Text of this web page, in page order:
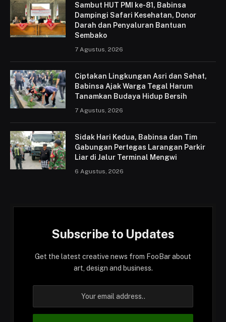
Sambut HUT PMI ke-81, Babinsa
Dampingi Safari Kesehatan, Donor
Darah dan Penyaluran Bantuan
Sembako
7 Agustus, 2026
Ciptakan Lingkungan Asri dan Sehat,
Babinsa Ajak Warga Tegal Harum
Tanamkan Budaya Hidup Bersih
7 Agustus, 2026
Sidak Hari Kedua, Babinsa dan Tim
Gabungan Pertegas Larangan Parkir
Liar di Jalur Terminal Mengwi
6 Agustus, 2026
Subscribe to Updates
Get the latest creative news from FooBar about
art, design and business.